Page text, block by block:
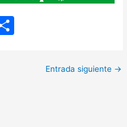
Entrada siguiente →